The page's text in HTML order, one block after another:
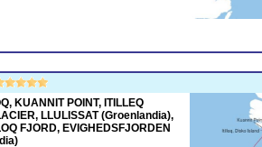
KUANNIT POINT, ITILLEQ
LLULISSAT (Groenlandia),
FJORD, EVIGHEDSFJORDEN